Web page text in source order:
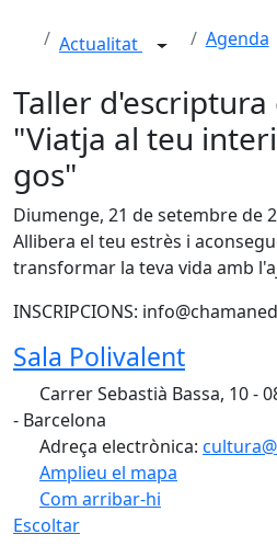
Actualitat Agenda
Taller
"Viatja al teu
gos"
Diumenge, 21 de setembre de
Allibera el teu estrès i
transformar la teva vida amb
INSCRIPCIONS:
Sala Polivalent
Carrer Sebastià Bassa, 10 -
- Barcelona
Adreça electrònica:
Amplieu el mapa
Com arribar-hi
+
Escoltar